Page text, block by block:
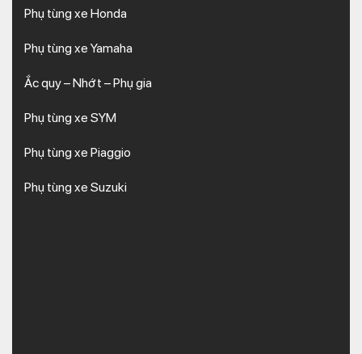
Phụ tùng xe Honda
Phụ tùng xe Yamaha
Ắc quy – Nhớt – Phụ gia
Phụ tùng xe SYM
Phụ tùng xe Piaggio
Phụ tùng xe Suzuki